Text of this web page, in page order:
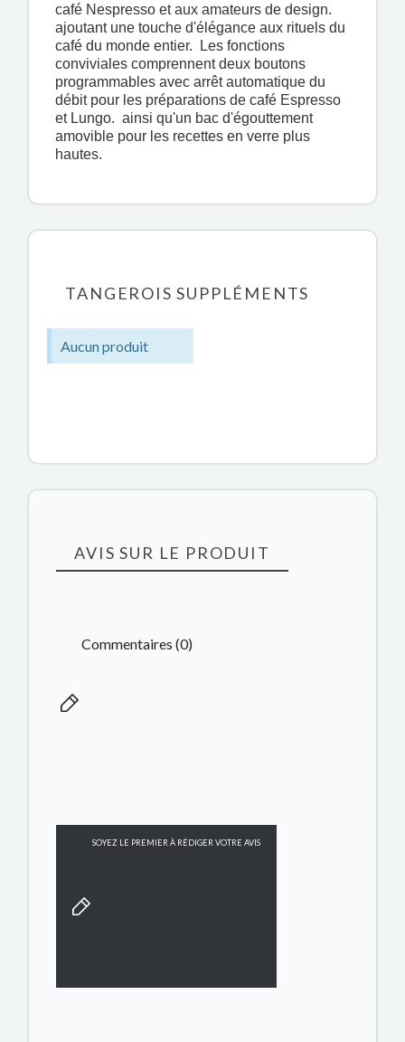
café Nespresso et aux amateurs de design.
ajoutant une touche d'élégance aux rituels du
café du monde entier. Les fonctions
conviviales comprennent deux boutons
programmables avec arrêt automatique du
débit pour les préparations de café Espresso
et Lungo. ainsi qu'un bac d'égouttement
amovible pour les recettes en verre plus
hautes.
TANGEROIS SUPPLÉMENTS
Aucun produit
AVIS SUR LE PRODUIT
Commentaires (0)
SOYEZ LE PREMIER À RÉDIGER VOTRE AVIS